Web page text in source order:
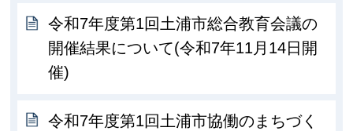
令和7年度第1回土浦市総合教育会議の
開催結果について(令和7年11月14日開
催)
令和7年度第1回土浦市協働のまちづく